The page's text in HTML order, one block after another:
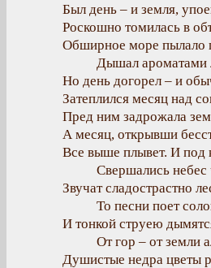
Был день – и земля,
Роскошно томилась в
Обширное море пылало
Дышал ароматами
Но день догорел – и
Затеплился месяц над
Пред ним задрожала
А месяц, открывши
Все выше плывет. И под
Свершались
Звучат сладострастно
То песни поет
И тонкой струею
От гор – от земли
Душистые недра цветы